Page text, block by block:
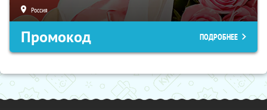
Россия
Промокод ПОДРОБНЕЕ